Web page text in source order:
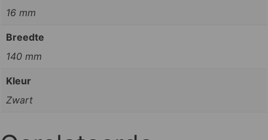
16 mm
Breedte
140 mm
Kleur
Zwart